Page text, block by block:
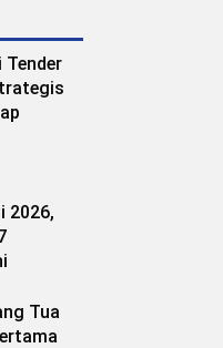
Tender
2026,
Tua